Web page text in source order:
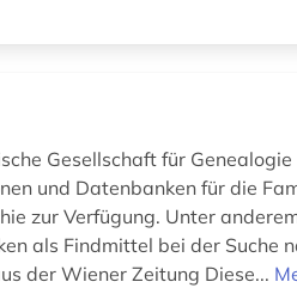
Gesellschaft für
und Datenbanken für die
zur Verfügung. Unter
als Findmittel bei der Suche
der Wiener Zeitung Diese...